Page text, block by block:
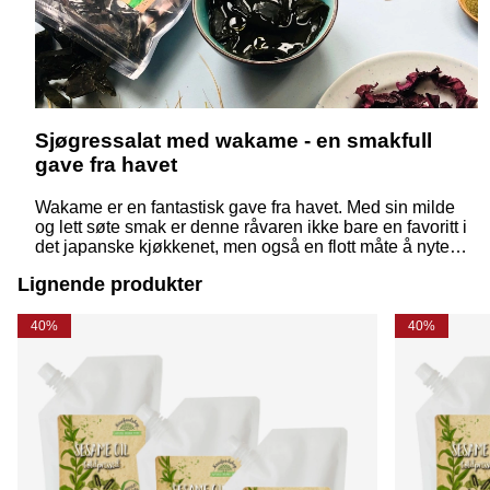
Sjøgressalat med wakame - en smakfull
gave fra havet
Wakame er en fantastisk gave fra havet. Med sin milde
og lett søte smak er denne råvaren ikke bare en favoritt i
det japanske kjøkkenet, men også en flott måte å nyte
denne vidunderlige algen bør være en selvskreven del
Lignende produkter
40% 40%